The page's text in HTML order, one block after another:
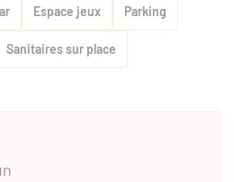
Espace jeux Parking
Sanitaires sur place